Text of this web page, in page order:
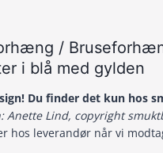
/
i blå med gylden
Du finder det kun hos
Anette Lind, copyright
hos leverandør når vi